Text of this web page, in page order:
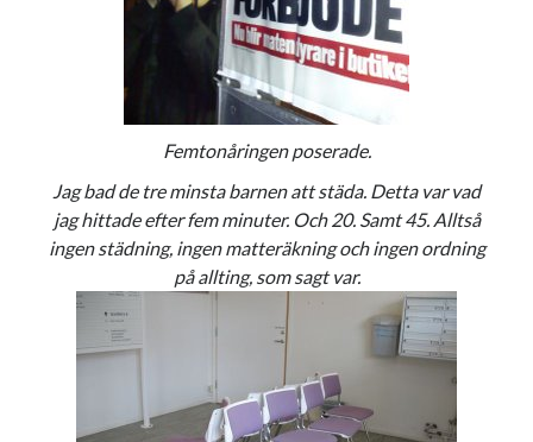
Femtonåringen poserade.
Jag bad de tre minsta barnen att städa. Detta var vad
jag hittade efter fem minuter. Och 20. Samt 45. Alltså
ingen städning, ingen matteräkning och ingen ordning
på allting, som sagt var.